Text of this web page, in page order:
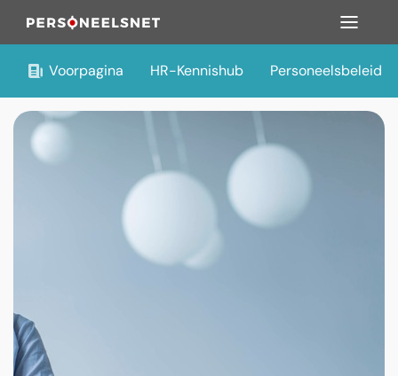
Voorpagina HR-Kennishub Personeelsbeleid